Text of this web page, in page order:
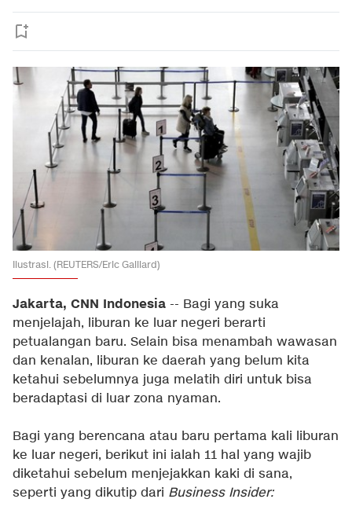
Ilustrasi. (REUTERS/Eric Gaillard)
Jakarta, CNN Indonesia -- Bagi yang suka
menjelajah, liburan ke luar negeri berarti
petualangan baru. Selain bisa menambah wawasan
dan kenalan, liburan ke daerah yang belum kita
ketahui sebelumnya juga melatih diri untuk bisa
beradaptasi di luar zona nyaman.
Bagi yang berencana atau baru pertama kali liburan
ke luar negeri, berikut ini ialah 11 hal yang wajib
diketahui sebelum menjejakkan kaki di sana,
seperti yang dikutip dari Business Insider: